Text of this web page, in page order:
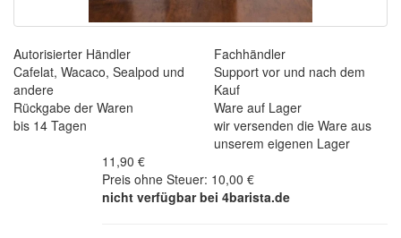
Autorisierter Händler
Cafelat, Wacaco, Sealpod und
andere
Fachhändler
Support vor und nach dem
Kauf
Rückgabe der Waren
bis 14 Tagen
Ware auf Lager
wir versenden die Ware aus
unserem eigenen Lager
11,90 €
Preis ohne Steuer: 10,00 €
nicht verfügbar bei 4barista.de